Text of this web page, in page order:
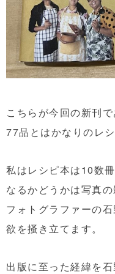
こちらが今回の新刊で
77品とはかなりのレシ
私はレシピ本は10数
なるかどうかは写真
フォトグラファーの
欲を掻き立てます。
出版に至った経緯を石